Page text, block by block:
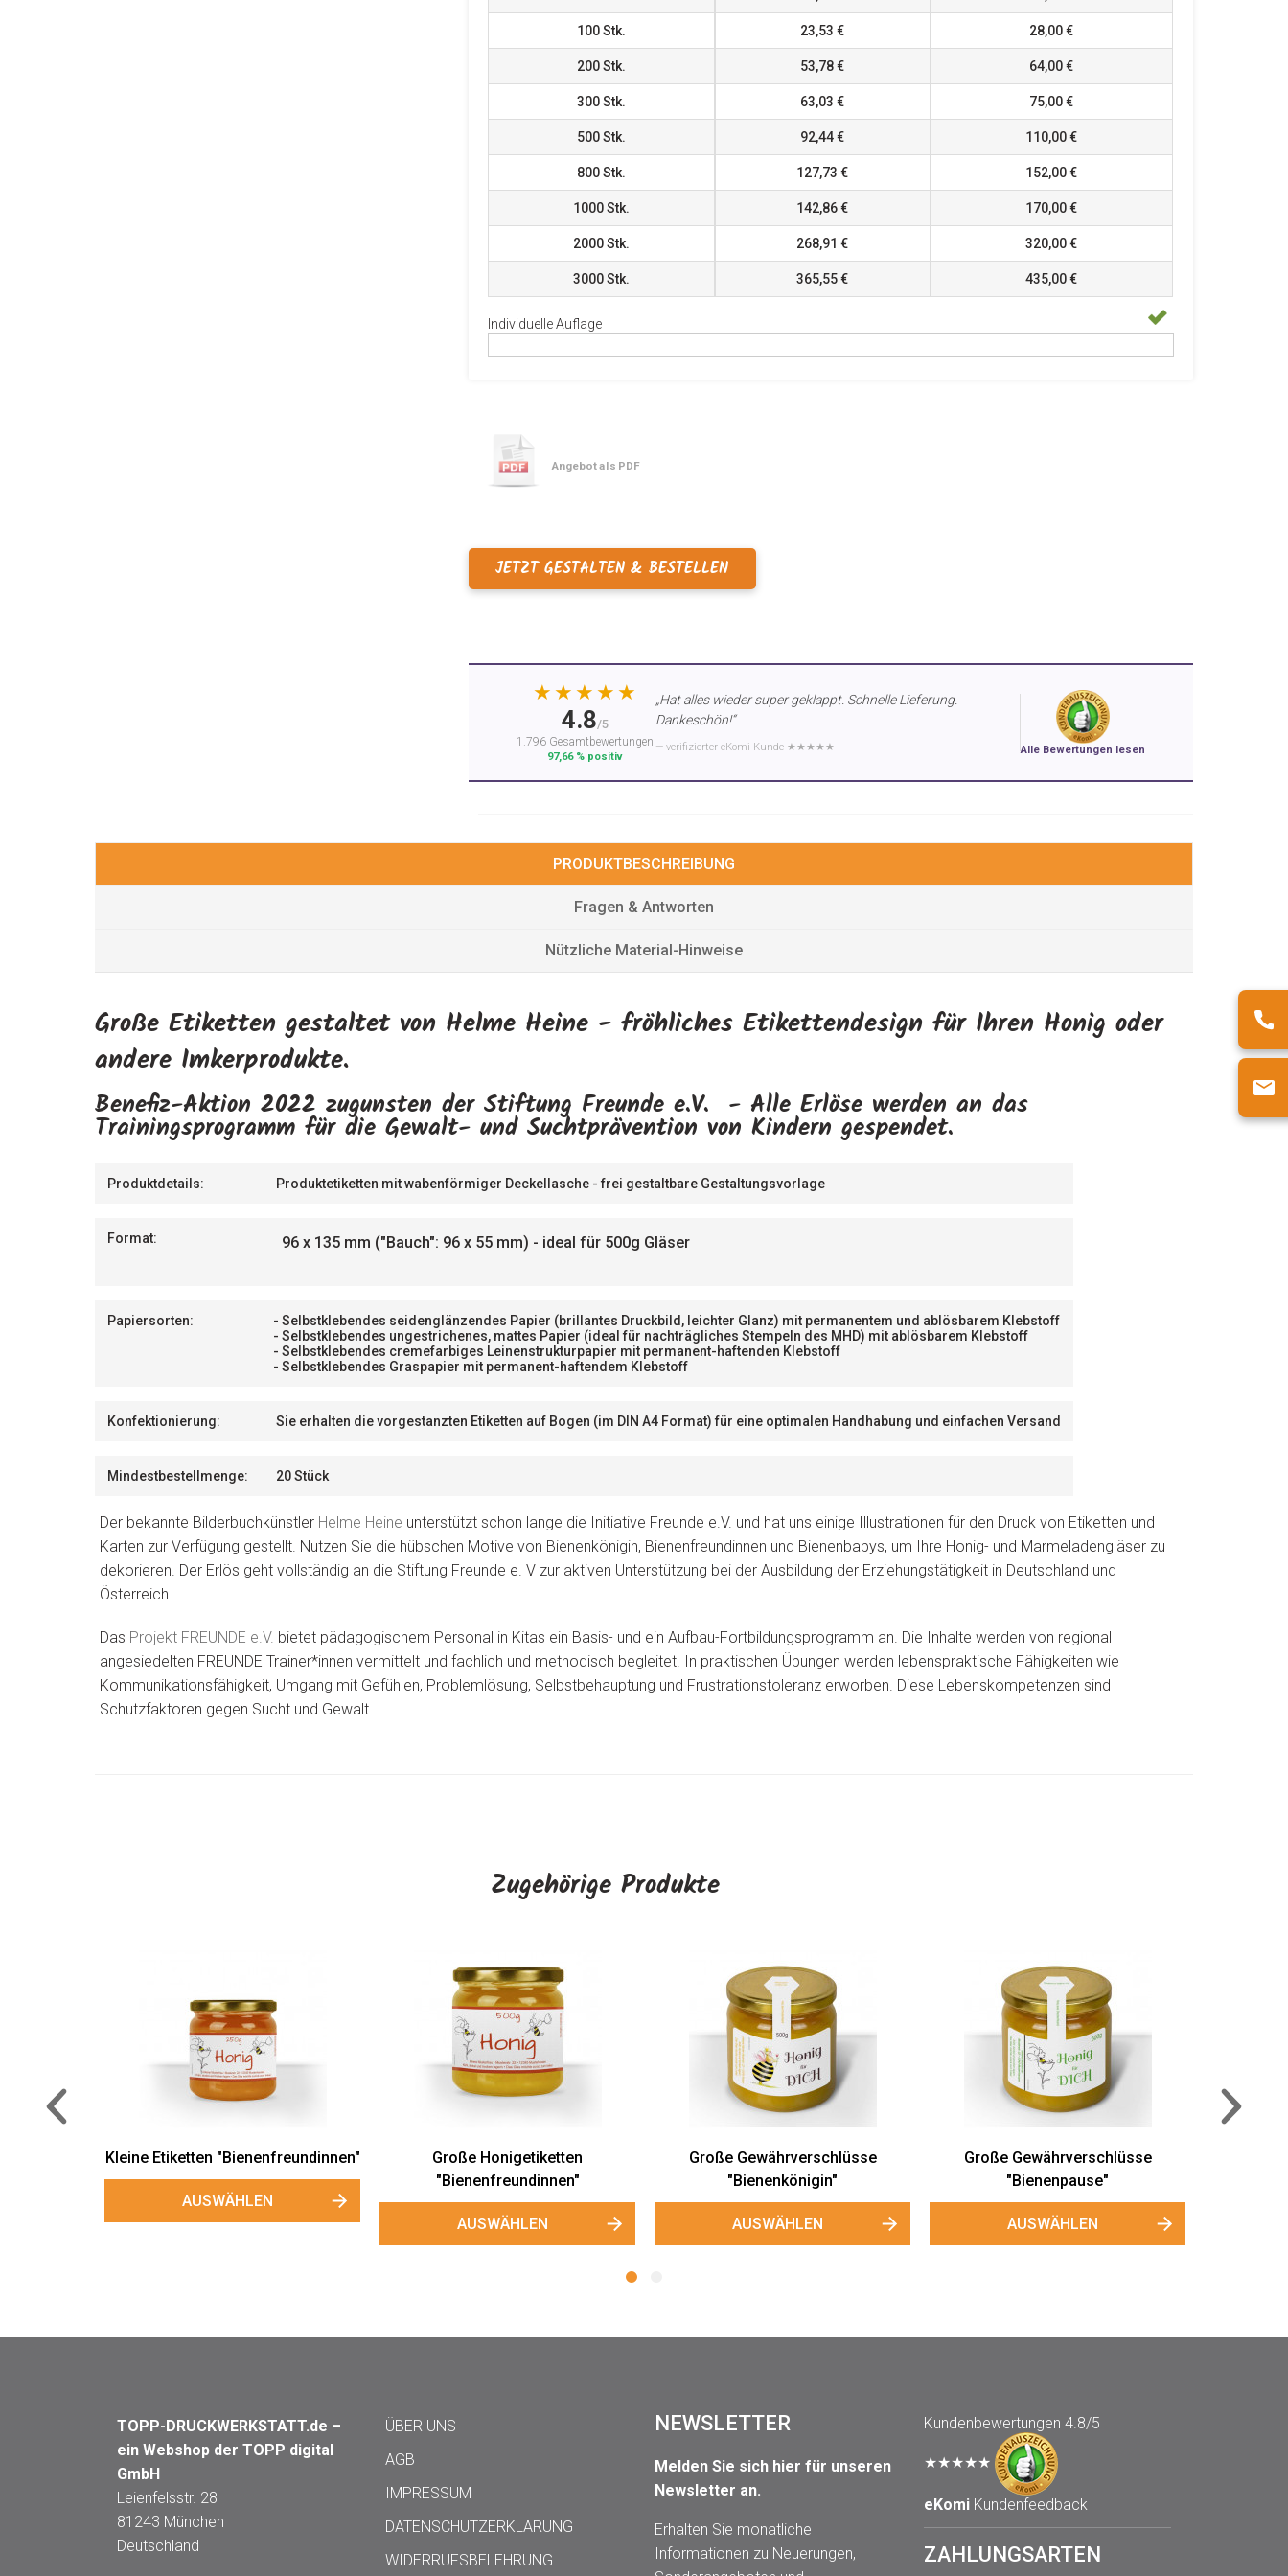
100Stk. 23,53 € 28,00 €
200Stk. 53,78 € 64,00 €
300Stk. 63,03 € 75,00 €
500Stk. 92,44 € 110,00 €
800Stk. 127,73 € 152,00 €
1000Stk. 142,86 € 170,00 €
2000Stk. 268,91 € 320,00 €
3000Stk. 365,55 € 435,00 €
Individuelle Auflage
Angebot als PDF
JETZT GESTALTEN & BESTELLEN
★★★★★
4.8/5
1.796 Gesamtbewertungen
97,66 % positiv
„Hat alles wieder super geklappt. Schnelle Lieferung.
Dankeschön!“
— verifizierter eKomi-Kunde ★★★★★ Alle Bewertungen lesen
PRODUKTBESCHREIBUNG
Fragen & Antworten
Nützliche Material-Hinweise
Große Etiketten gestaltet von Helme Heine - fröhliches Etikettendesign für Ihren Honig oder
andere Imkerprodukte.
Benefiz-Aktion 2022 zugunsten der Stiftung Freunde e.V. - Alle Erlöse werden an das
Trainingsprogramm für die Gewalt- und Suchtprävention von Kindern gespendet.
Produktdetails: Produktetiketten mit wabenförmiger Deckellasche - frei gestaltbare Gestaltungsvorlage
Format: 96 x 135 mm ("Bauch": 96 x 55 mm) - ideal für 500g Gläser
Papiersorten:
- Selbstklebendes seidenglänzendes Papier (brillantes Druckbild, leichter Glanz) mit permanentem und ablösbarem Klebstoff
- Selbstklebendes ungestrichenes, mattes Papier (ideal für nachträgliches Stempeln des MHD) mit ablösbarem Klebstoff
- Selbstklebendes cremefarbiges Leinenstrukturpapier mit permanent-haftenden Klebstoff
- Selbstklebendes Graspapier mit permanent-haftendem Klebstoff
Konfektionierung: Sie erhalten die vorgestanzten Etiketten auf Bogen (im DIN A4 Format) für eine optimalen Handhabung und einfachen Versand
Mindestbestellmenge: 20 Stück
Der bekannte Bilderbuchkünstler Helme Heine unterstützt schon lange die Initiative Freunde e.V. und hat uns einige Illustrationen für den Druck von Etiketten und
Karten zur Verfügung gestellt. Nutzen Sie die hübschen Motive von Bienenkönigin, Bienenfreundinnen und Bienenbabys, um Ihre Honig- und Marmeladengläser zu
dekorieren. Der Erlös geht vollständig an die Stiftung Freunde e. V zur aktiven Unterstützung bei der Ausbildung der Erziehungstätigkeit in Deutschland und
Österreich.
Das Projekt FREUNDE e.V. bietet pädagogischem Personal in Kitas ein Basis- und ein Aufbau-Fortbildungsprogramm an. Die Inhalte werden von regional
angesiedelten FREUNDE Trainer*innen vermittelt und fachlich und methodisch begleitet. In praktischen Übungen werden lebenspraktische Fähigkeiten wie
Kommunikationsfähigkeit, Umgang mit Gefühlen, Problemlösung, Selbstbehauptung und Frustrationstoleranz erworben. Diese Lebenskompetenzen sind
Schutzfaktoren gegen Sucht und Gewalt.
Zugehörige Produkte
Große Gewährverschlüsse
"Bienenkönigin"
AUSWÄHLEN
Große Gewährverschlüsse
"Bienenpause"
AUSWÄHLEN
Große Gewährverschlüsse
"Honigsammlerin"
AUSWÄHLEN
Große Gewährverschlüsse
"Glücksbiene"
AUSWÄHLEN
TOPP-DRUCKWERKSTATT.de –
ein Webshop der TOPP digital
GmbH
Leienfelsstr. 28
81243 München
Deutschland
ÜBER UNS
AGB
IMPRESSUM
DATENSCHUTZERKLÄRUNG
WIDERRUFSBELEHRUNG
NEWSLETTER
Melden Sie sich hier für unseren
Newsletter an.
Erhalten Sie monatliche
Informationen zu Neuerungen,
Kundenbewertungen 4.8/5
★★★★★
eKomiKundenfeedback
ZAHLUNGSARTEN